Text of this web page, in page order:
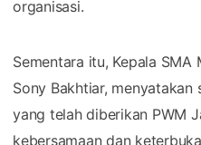
organisasi.
Sementara itu, Kepala
Sony Bakhtiar, menyatakan
yang telah diberikan PWM
kebersamaan dan